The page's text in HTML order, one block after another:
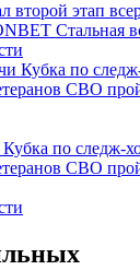
второй этап
Стальная
по следж-
СВО